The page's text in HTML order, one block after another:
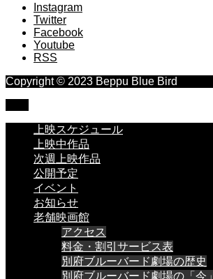
Instagram
Twitter
Facebook
Youtube
RSS
Copyright © 2023 Beppu Blue Bird
上映スケジュール
上映中作品
次週上映作品
公開予定
イベント
お知らせ
老舗映画館
アクセス
料金・割引サービス表
別府ブルーバード劇場の歴史
別府ブルーバード劇場の「今」